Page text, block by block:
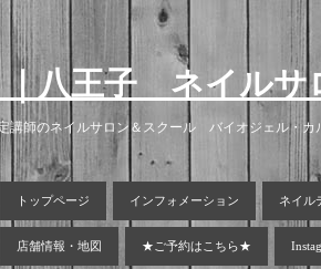
八王子 ネイルサ
講師のネイルサロン＆スクール バイオジェル・
トップページ インフォメーション ネイル
店舗情報・地図 ★ご予約はこちら★